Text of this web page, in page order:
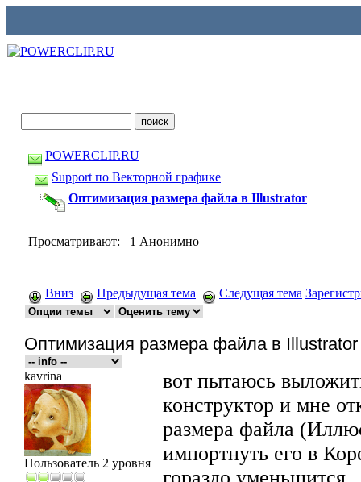
POWERCLIP.RU
Support по Векторной графике
Оптимизация размера файла в Illustrator
Просматривают: 1 Анонимно
Вниз Предыдущая тема Следущая тема
Оптимизация размера файла в Illustrator
kavrina
Пользователь 2 уровня
вот пытаюсь
конструктор и мне
размера файла
импортнуть его в